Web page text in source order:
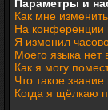
Параметры и
Как мне
На конференции
Я изменил
Моего языка нет
Как я могу
Что такое
Когда я щёлкаю